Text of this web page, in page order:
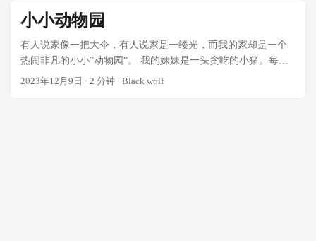
小小动物园
有人说家像一把大伞，有人说家是一缕光，而我的家却是一个
热闹非凡的小小”动物园“。 我的妹妹是一头贪吃的小猪。每一
次我们吃晚饭时，她就会爬到我的椅子上，扶着桌子，站起
2023年12月9日 · 2 分钟 · Black wolf